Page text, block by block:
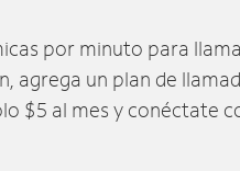
por minuto para
agrega un plan de
$5 al mes y conéctate